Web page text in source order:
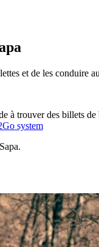
et de les conduire
à trouver des billets
system